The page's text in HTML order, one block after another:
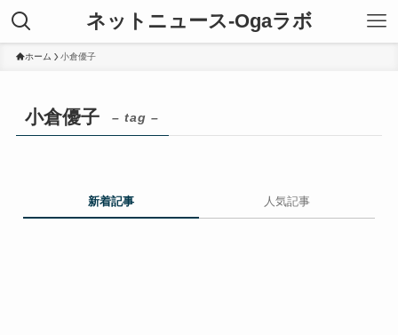
ネットニュース-Ogaラボ
ホーム 小倉優子
小倉優子 – tag –
新着記事 人気記事